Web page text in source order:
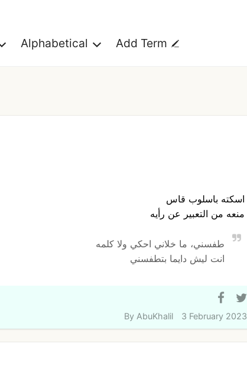
Alphabetical Add Term
اسكته باسلوب قاس
منعه من التعبير عن رأيه
طفسني، ما خلاني احكي ولا كلمه
انت ليش دايما بتطفسني
By AbuKhalil 3 February 2023